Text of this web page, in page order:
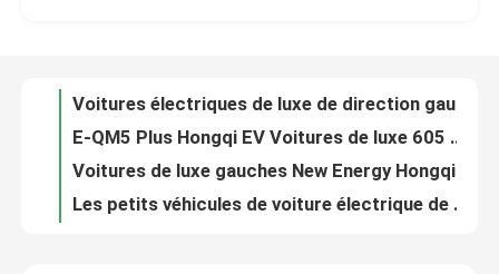
Visite d'usine
Contrôle de la qualité
Voiture bleu-foncé de direction de Mini New Energy Left Side de voiture électrique de la berline SL03 de Changan
Les petites SUV voitures électriques Changan SL03 bleu-foncé EV de New Energy ont employé la commande de main gauche
Portes bleu-foncé de la voiture électrique 5 de Changan SL03 New Energy de mini EV de main gauche voiture d'entraînement
La porte SL03 bleu-foncé de Mini Electric Car 5 d'adulte de Changan a employé le lecteur 635KM de main gauche